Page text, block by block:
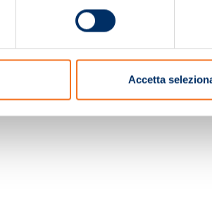
Accetta
e Registro Imprese Pistoia 01680210505 –